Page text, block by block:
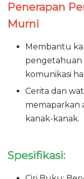
Penerapan
Murni
Membantu
pengetahuan
komunikasi
Cerita dan
memaparkan
kanak-kanak.
Spesifikasi: